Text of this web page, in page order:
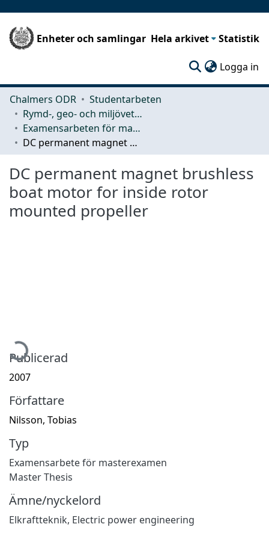
Enheter och samlingar Hela arkivet Statistik
Logga in
Chalmers ODR
Studentarbeten
Rymd-, geo- och miljövetenskap (SEE)
Examensarbeten för masterexamen
DC permanent magnet brushless boat motor for inside rotor mounted propeller
DC permanent magnet brushless
boat motor for inside rotor
mounted propeller
Publicerad
2007
Författare
Nilsson, Tobias
Typ
Examensarbete för masterexamen
Master Thesis
Ämne/nyckelord
Elkraftteknik, Electric power engineering